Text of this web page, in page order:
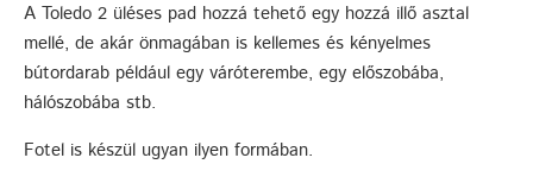
A Toledo 2 üléses pad hozzá tehető egy hozzá illő asztal
mellé, de akár önmagában is kellemes és kényelmes
bútordarab például egy váróterembe, egy előszobába,
hálószobába stb.
Fotel is készül ugyan ilyen formában.